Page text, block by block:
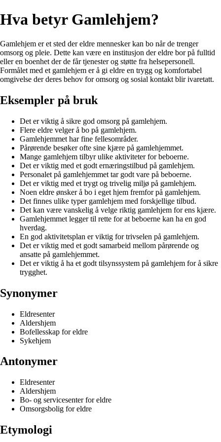
Hva betyr Gamlehjem?
Gamlehjem er et sted der eldre mennesker kan bo når de trenger
omsorg og pleie. Dette kan være en institusjon der eldre bor på fulltid
eller en boenhet der de får tjenester og støtte fra helsepersonell.
Formålet med et gamlehjem er å gi eldre en trygg og komfortabel
omgivelse der deres behov for omsorg og sosial kontakt blir ivaretatt.
Eksempler på bruk
Det er viktig å sikre god omsorg på gamlehjem.
Flere eldre velger å bo på gamlehjem.
Gamlehjemmet har fine fellesområder.
Pårørende besøker ofte sine kjære på gamlehjemmet.
Mange gamlehjem tilbyr ulike aktiviteter for beboerne.
Det er viktig med et godt ernæringstilbud på gamlehjem.
Personalet på gamlehjemmet tar godt vare på beboerne.
Det er viktig med et trygt og trivelig miljø på gamlehjem.
Noen eldre ønsker å bo i eget hjem fremfor på gamlehjem.
Det finnes ulike typer gamlehjem med forskjellige tilbud.
Det kan være vanskelig å velge riktig gamlehjem for ens kjære.
Gamlehjemmet legger til rette for at beboerne kan ha en god
hverdag.
En god aktivitetsplan er viktig for trivselen på gamlehjem.
Det er viktig med et godt samarbeid mellom pårørende og
ansatte på gamlehjemmet.
Det er viktig å ha et godt tilsynssystem på gamlehjem for å sikre
trygghet.
Synonymer
Eldresenter
Aldershjem
Bofellesskap for eldre
Sykehjem
Antonymer
Eldresenter
Aldershjem
Bo- og servicesenter for eldre
Omsorgsbolig for eldre
Etymologi